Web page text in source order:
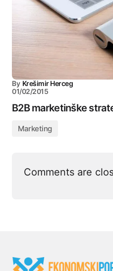
By Krešimir Herceg
01/02/2015
B2B marketinške
Marketing
Comments are